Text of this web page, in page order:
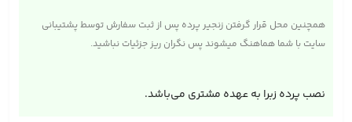
همچنین محل قرار گرفتن زنجیر پرده پس از ثبت سفارش توسط پشتیبانی
سایت با شما هماهنگ میشوند پس نگران ریز جزئیات نباشید.
نصب پرده زبرا به عهده مشتری می‌باشد.